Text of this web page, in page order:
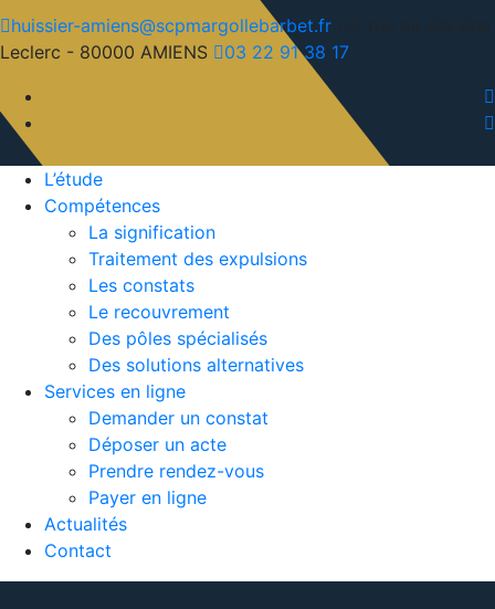
huissier-amiens@scpmargollebarbet.fr
Leclerc - 80000 AMIENS
03 22 91 38 17
L’étude
Compétences
La signification
Traitement des expulsions
Les constats
Le recouvrement
Des pôles spécialisés
Des solutions alternatives
Services en ligne
Demander un constat
Déposer un acte
Prendre rendez-vous
Payer en ligne
Actualités
Contact